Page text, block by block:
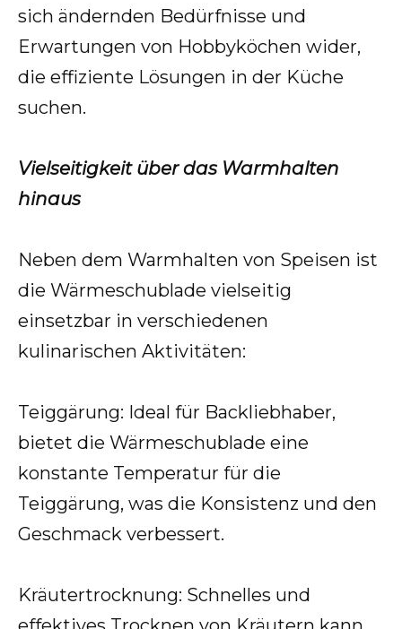
sich ändernden Bedürfnisse und
Erwartungen von Hobbyköchen wider,
die effiziente Lösungen in der Küche
suchen.
Vielseitigkeit über das Warmhalten
hinaus
Neben dem Warmhalten von Speisen ist
die Wärmeschublade vielseitig
einsetzbar in verschiedenen
kulinarischen Aktivitäten:
Teiggärung: Ideal für Backliebhaber,
bietet die Wärmeschublade eine
konstante Temperatur für die
Teiggärung, was die Konsistenz und den
Geschmack verbessert.
Kräutertrocknung: Schnelles und